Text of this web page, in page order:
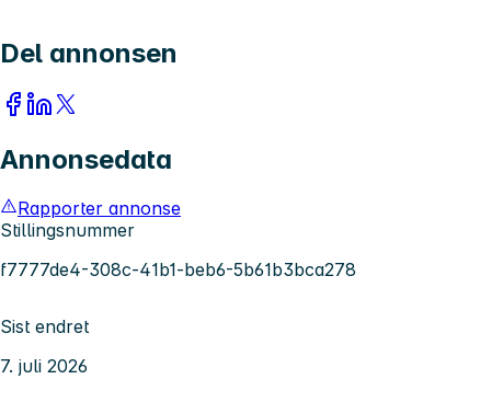
Del annonsen
Annonsedata
Rapporter annonse
Stillingsnummer
f7777de4-308c-41b1-beb6-5b61b3bca278
Sist endret
7. juli 2026